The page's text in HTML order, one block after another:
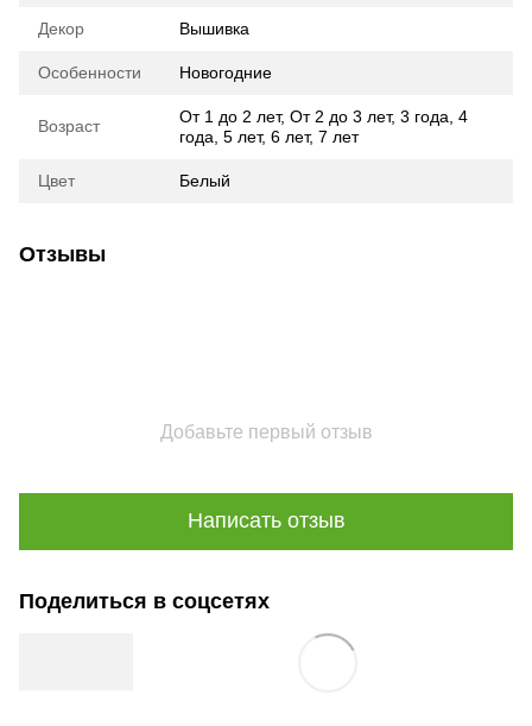
Декор Вышивка
Особенности Новогодние
Возраст От 1 до 2 лет, От 2 до 3 лет, 3 года 4
года 5 лет, 6 лет, 7 лет
Цвет Белый
Отзывы
Добавьте первый отзыв
Написать отзыв
Поделиться в соцсетях